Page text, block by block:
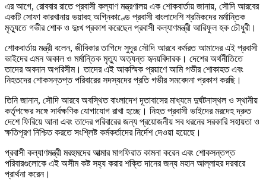
এর আগে, রোববার রাতে প্রবাসী কল্যাণ মন্ত্রণালয় এক শোকবার্তায় জানায়, সৌদি আরবের
একটি সোফা কারখানায় ভয়াবহ অগ্নিকাণ্ডে প্রবাসী বাংলাদেশি শ্রমিকদের মর্মান্তিক
মৃত্যুতে গভীর শোক ও দুঃখ প্রকাশ করেছেন প্রবাসী কল্যাণমন্ত্রী আরিফুল হক চৌধুরী।
শোকবার্তায় মন্ত্রী বলেন, জীবিকার তাগিদে সুদূর সৌদি আরবে কর্মরত আমাদের এই প্রবাসী
ভাইদের এমন অকাল ও মর্মান্তিক মৃত্যু অত্যন্ত হৃদয়বিদারক। দেশের অর্থনীতিতে
তাদের অবদান অপরিসীম। তাদের এই আকস্মিক প্রয়াণে আমি গভীর শোকাহত এবং
নিহতদের শোকসন্তপ্ত পরিবারের সদস্যদের প্রতি গভীর সমবেদনা প্রকাশ করছি।
তিনি জানান, সৌদি আরবে অবস্থিত বাংলাদেশ দূতাবাসের মাধ্যমে দুর্ঘটনাস্থল ও স্থানীয়
কর্তৃপক্ষের সঙ্গে সার্বক্ষণিক যোগাযোগ রাখা হচ্ছে। নিহত প্রবাসী ভাইদের মরদেহ দ্রুত
দেশে ফিরিয়ে আনা এবং তাদের পরিবারের জন্য প্রয়োজনীয় সব ধরনের সরকারি সহায়তা ও
ক্ষতিপূরণ নিশ্চিত করতে সংশ্লিষ্ট কর্মকর্তাদের নির্দেশ দেওয়া হয়েছে।
প্রবাসী কল্যাণমন্ত্রী মরহুমদের আত্মার মাগফিরাত কামনা করেন এবং শোকসন্তপ্ত
পরিবারগুলোকে এই অসীম কষ্ট সহ্য করার শক্তি দানের জন্য মহান আল্লাহর দরবারে
প্রার্থনা করেন।